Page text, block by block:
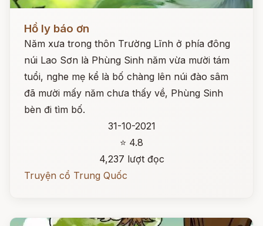
Đọc ngay
Hồ ly báo ơn
Năm xưa trong thôn Trường Lĩnh ở phía đông
núi Lao Sơn là Phùng Sinh năm vừa mười tám
tuổi, nghe mẹ kể là bố chàng lên núi đào sâm
đã mười mấy năm chưa thấy về, Phùng Sinh
bèn đi tìm bố.
31-10-2021
⭐ 4.8
4,237 lượt đọc
Truyện cổ Trung Quốc